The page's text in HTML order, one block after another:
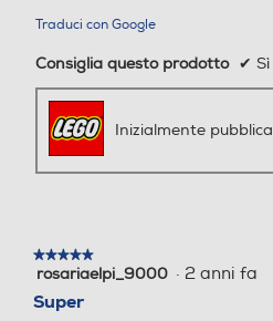
Traduci con Google
Consiglia questo prodotto ✔ Sì
Inizialmente
★★★★★
★★★★★
5
5
rosariaelpi_9000 · 2 anni fa
Super